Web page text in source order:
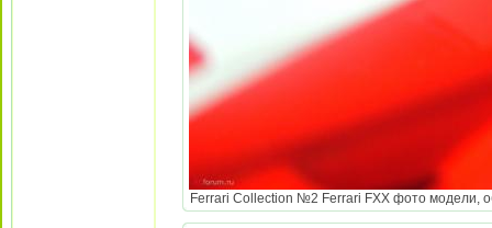
Ferrari Collection №2 Ferrari FXX фото модели,